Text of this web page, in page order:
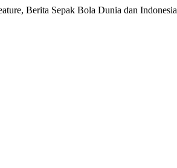
Berita Sepak Bola Dunia dan Indonesia